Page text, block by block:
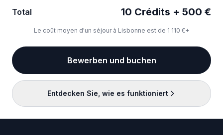
Total 10 Crédits + 500 €
Le coût moyen d'un séjour à Lisbonne est de 1 110 €+
Bewerben und buchen
Entdecken Sie, wie es funktioniert